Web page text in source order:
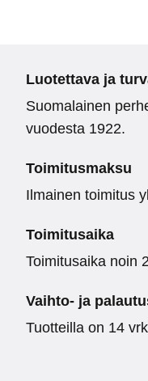
Luotettava ja
Suomalainen
vuodesta 1922.
Toimitusmaksu
Ilmainen toimitus
Toimitusaika
Toimitusaika noin
Vaihto- ja
Tuotteilla on 14